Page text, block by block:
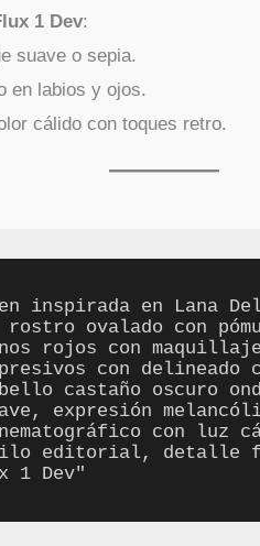
1 Dev:
suave o sepia.
en labios y ojos.
cálido con toques retro.
inspirada en Lana
ovalado con
rojos con
con delineado
castaño oscuro
expresión
con luz
editorial, detalle